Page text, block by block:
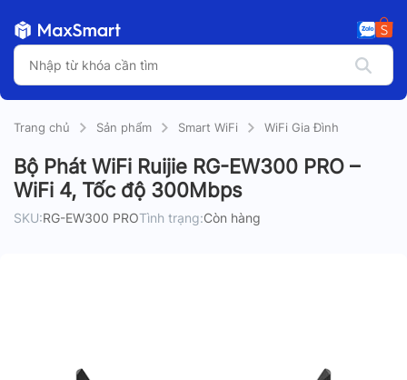
Trang chủ Sản phẩm Smart WiFi WiFi Gia Đình
Bộ Phát WiFi Ruijie RG-EW300 PRO –
WiFi 4, Tốc độ 300Mbps
SKU:RG-EW300 PROTình trạng:Còn hàng